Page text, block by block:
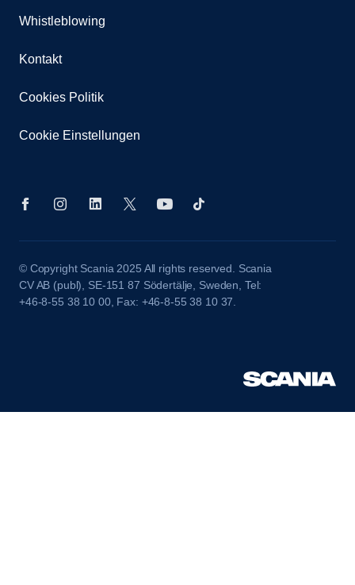
Whistleblowing
Kontakt
Cookies Politik
Cookie Einstellungen
© Copyright Scania 2025 All rights reserved. Scania
CV AB (publ), SE-151 87 Södertälje, Sweden, Tel:
+46-8-55 38 10 00, Fax: +46-8-55 38 10 37.